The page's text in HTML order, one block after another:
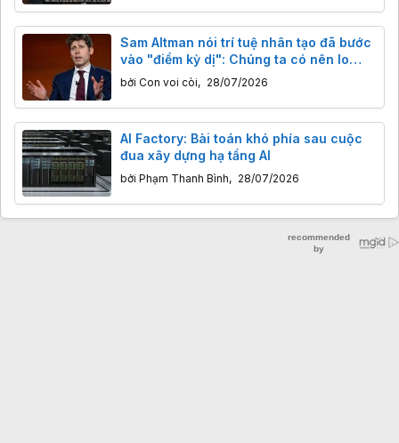
Sam Altman nói trí tuệ nhân tạo đã bước
vào "điểm kỳ dị": Chúng ta có nên lo
lắng?
bởi Con voi còi, 28/07/2026
AI Factory: Bài toán khó phía sau cuộc
đua xây dựng hạ tầng AI
bởi Phạm Thanh Bình, 28/07/2026